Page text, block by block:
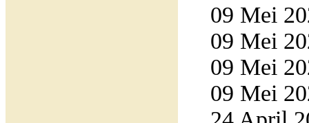
09 Mei
09 Mei
09 Mei
09 Mei